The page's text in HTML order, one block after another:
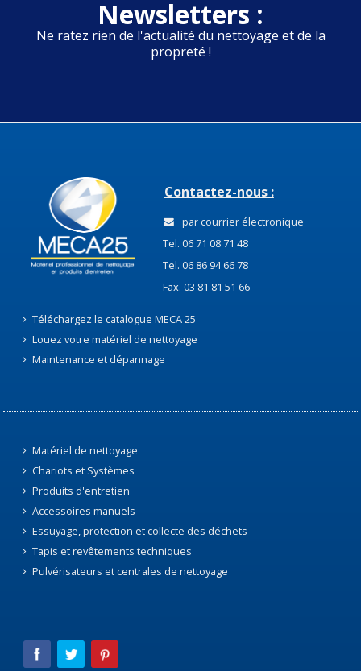
Newsletters :
Ne ratez rien de l'actualité du nettoyage et de la
propreté !
Contactez-nous :
par courrier électronique
Tel. 06 71 08 71 48
Tel. 06 86 94 66 78
Fax. 03 81 81 51 66
Téléchargez le catalogue MECA 25
Louez votre matériel de nettoyage
Maintenance et dépannage
Matériel de nettoyage
Chariots et Systèmes
Produits d'entretien
Accessoires manuels
Essuyage, protection et collecte des déchets
Tapis et revêtements techniques
Pulvérisateurs et centrales de nettoyage